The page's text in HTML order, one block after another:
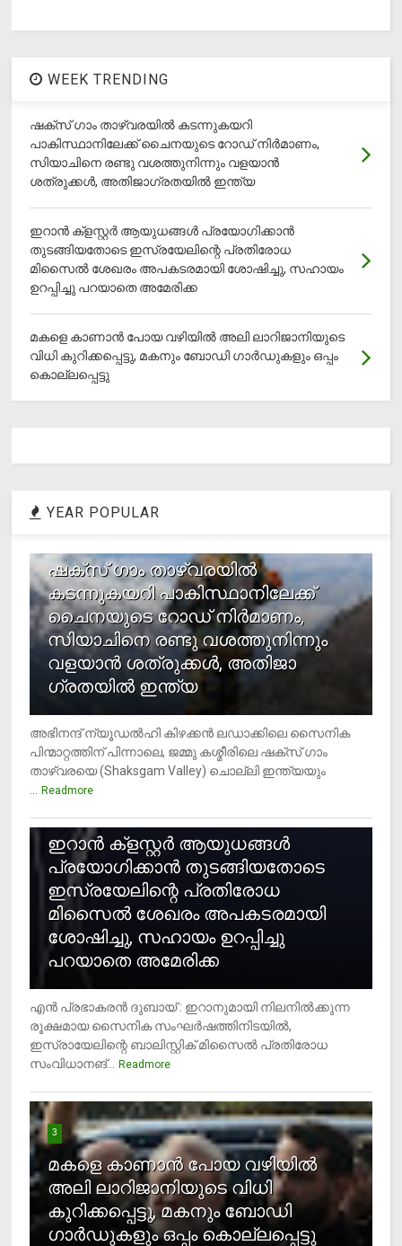
WEEK TRENDING
ഷക്സ് ​ഗാം താഴ്‌വരയിൽ കടന്നുകയറി
പാകിസ്ഥാനിലേക്ക് ചൈനയുടെ റോഡ് നിർമാണം,
സിയാചിനെ രണ്ടു വശത്തുനിന്നും വളയാൻ
ശത്രുക്കൾ, അതിജാ​ഗ്രതയിൽ ഇന്ത്യ
ഇറാന്‍ ക്‌ളസ്റ്റര്‍ ആയുധങ്ങള്‍ പ്രയോഗിക്കാന്‍
തുടങ്ങിയതോടെ ഇസ്രയേലിന്റെ പ്രതിരോധ
മിസൈല്‍ ശേഖരം അപകടരമായി ശോഷിച്ചു, സഹായം
ഉറപ്പിച്ചു പറയാതെ അമേരിക്ക
മകളെ കാണാന്‍ പോയ വഴിയില്‍ അലി ലാറിജാനിയുടെ
വിധി കുറിക്കപ്പെട്ടു, മകനും ബോഡി ഗാര്‍ഡുകളും ഒപ്പം
കൊല്ലപ്പെട്ടു
YEAR POPULAR
ഷക്സ് ​ഗാം താഴ്‌വരയിൽ
കടന്നുകയറി പാകിസ്ഥാനിലേക്ക്
ചൈനയുടെ റോഡ് നിർമാണം,
സിയാചിനെ രണ്ടു വശത്തുനിന്നും
വളയാൻ ശത്രുക്കൾ, അതിജാ​
ഗ്രതയിൽ ഇന്ത്യ
അഭിനന്ദ് ന്യൂഡൽഹി കിഴക്കൻ ലഡാക്കിലെ സൈനിക
പിന്മാറ്റത്തിന് പിന്നാലെ, ജമ്മു കശ്മീരിലെ ഷക്സ് ​ഗാം
താഴ്‌വരയെ (Shaksgam Valley) ചൊല്ലി ഇന്ത്യയും
Readmore
ഇറാന്‍ ക്‌ളസ്റ്റര്‍ ആയുധങ്ങള്‍
പ്രയോഗിക്കാന്‍ തുടങ്ങിയതോടെ
ഇസ്രയേലിന്റെ പ്രതിരോധ
മിസൈല്‍ ശേഖരം അപകടരമായി
ശോഷിച്ചു, സഹായം ഉറപ്പിച്ചു
പറയാതെ അമേരിക്ക
എന്‍ പ്രഭാകരന്‍ ദുബായ് : ഇറാനുമായി നിലനില്‍ക്കുന്ന
രൂക്ഷമായ സൈനിക സംഘര്‍ഷത്തിനിടയില്‍,
ഇസ്രായേലിന്റെ ബാലിസ്റ്റിക് മിസൈല്‍ പ്രതിരോധ
സംവിധാനങ്...
Readmore
3
മകളെ കാണാന്‍ പോയ വഴിയില്‍
അലി ലാറിജാനിയുടെ വിധി
കുറിക്കപ്പെട്ടു, മകനും ബോഡി
ഗാര്‍ഡുകളും ഒപ്പം കൊല്ലപ്പെട്ടു